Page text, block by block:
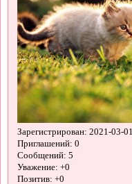
Зарегистрирован: 2021-03-01
Приглашений: 0
Сообщений: 5
Уважение: +0
Позитив: +0